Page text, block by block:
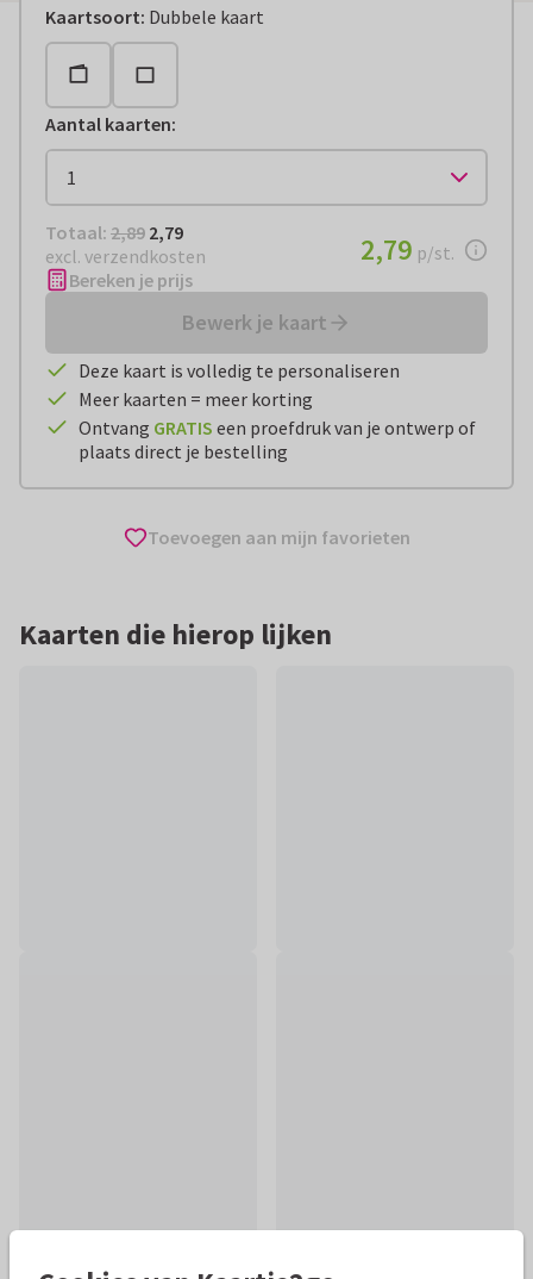
Kaartsoort: Dubbele kaart
Aantal kaarten:
Totaal: € 2,79
Totaal: 2,89 2,79
excl. verzendkosten
€ 2,79per stuk
2,79 p/st.
Bereken je prijs
Bewerk je kaart
Deze kaart is volledig te personaliseren
Meer kaarten = meer korting
Ontvang GRATIS een proefdruk van je ontwerp of
plaats direct je bestelling
Toevoegen aan mijn favorieten
Kaarten die hierop lijken